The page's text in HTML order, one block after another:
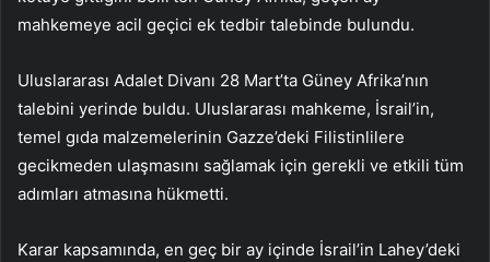
mahkemeye acil geçici ek tedbir talebinde bulundu.
Uluslararası Adalet Divanı 28 Mart’ta Güney Afrika’nın
talebini yerinde buldu. Uluslararası mahkeme, İsrail’in,
temel gıda malzemelerinin Gazze’deki Filistinlilere
gecikmeden ulaşmasını sağlamak için gerekli ve etkili tüm
adımları atmasına hükmetti.
Karar kapsamında, en geç bir ay içinde İsrail’in Lahey’deki